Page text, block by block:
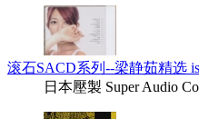
滚石SACD系列--梁静茹精选
日本壓製 Super Audio